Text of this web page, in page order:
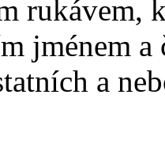
rukávem,
jménem a
a